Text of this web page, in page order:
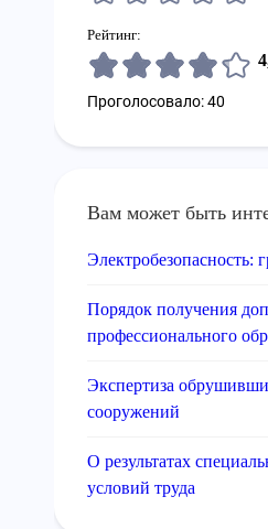
Рейтинг:
Проголосовало: 40
Вам может быть
Электробезопасность:
Порядок получения
профессионального
Экспертиза
сооружений
О результатах
условий труда